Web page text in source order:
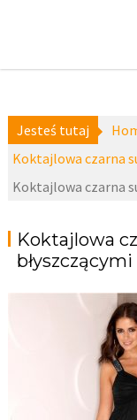
Jesteś tutaj
Koktajlowa czarna
Koktajlowa czarna
Koktajlowa